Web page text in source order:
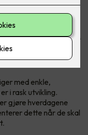
det er ikke så rart at
man med
med enkle,
i rask utvikling.
gjøre hverdagene
dette når de skal